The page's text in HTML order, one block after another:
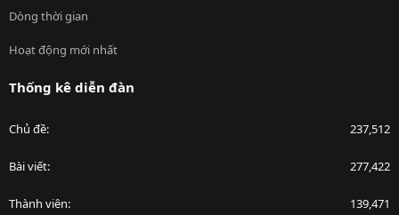
Dòng thời gian
Hoạt động mới nhất
Thống kê diễn đàn
Chủ đề 237,512
Bài viết 277,422
Thành viên 139,471